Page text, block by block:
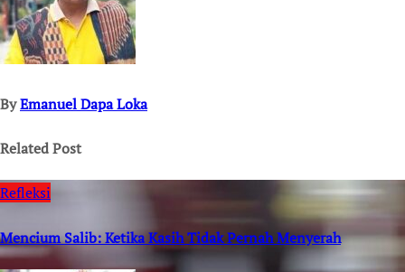
ByEmanuel Dapa Loka
Related Post
Refleksi
Mencium Salib: Ketika Kasih Tidak Pernah Menyerah